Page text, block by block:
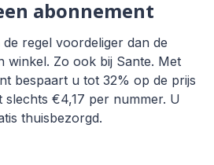
abonnement
regel voordeliger dan de
winkel. Zo ook bij Sante. Met
bespaart u tot 32% op de prijs
slechts €4,17 per nummer. U
thuisbezorgd.